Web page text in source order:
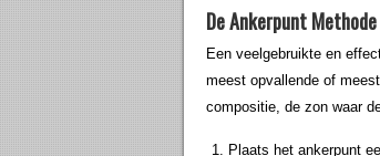
De Ankerpunt Methode
Een veelgebruikte en
meest opvallende of
compositie, de zon waar
Plaats het ankerpunt